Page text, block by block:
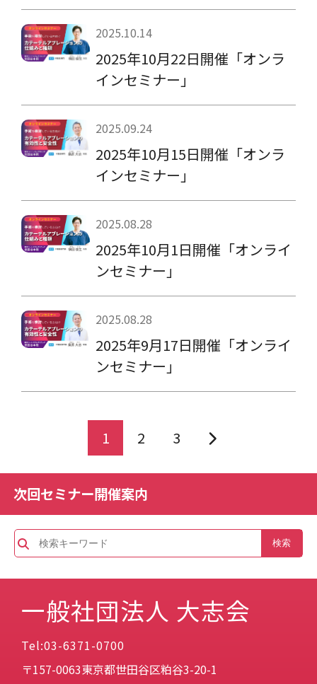
2025.10.14
2025年10月22日開催「オンラ
インセミナー」
2025.09.24
2025年10月15日開催「オンラ
インセミナー」
2025.08.28
2025年10月1日開催「オンライ
ンセミナー」
2025.08.28
2025年9月17日開催「オンライ
ンセミナー」
1 2 3
次回セミナー開催案内
一般社団法人 大志会
Tel:03-6371-0700
〒157-0063東京都世田谷区粕谷3-20-1